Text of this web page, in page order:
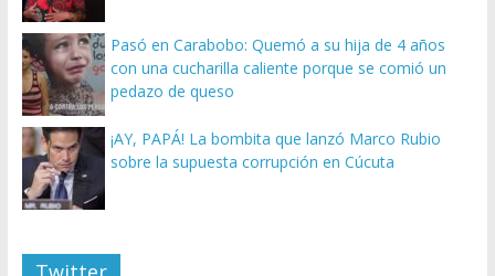
Pasó en Carabobo: Quemó a su hija de 4 años
con una cucharilla caliente porque se comió un
pedazo de queso
¡AY, PAPÁ! La bombita que lanzó Marco Rubio
sobre la supuesta corrupción en Cúcuta